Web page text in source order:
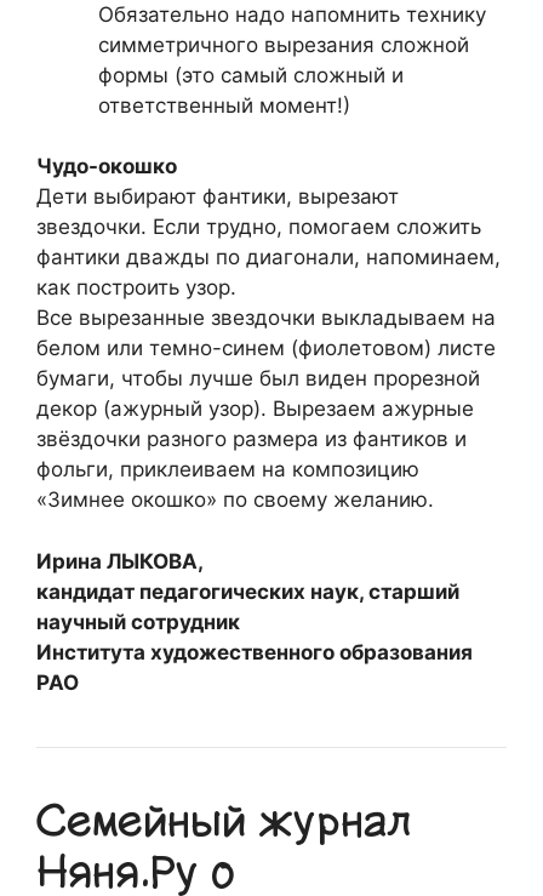
Обязательно надо напомнить технику
симметричного вырезания сложной
формы (это самый сложный и
ответственный момент!)
Чудо-окошко
Дети выбирают фантики, вырезают
звездочки. Если трудно, помогаем сложить
фантики дважды по диагонали, напоминаем,
как построить узор.
Все вырезанные звездочки выкладываем на
белом или темно-синем (фиолетовом) листе
бумаги, чтобы лучше был виден прорезной
декор (ажурный узор). Вырезаем ажурные
звёздочки разного размера из фантиков и
фольги, приклеиваем на композицию
«Зимнее окошко» по своему желанию.
Ирина ЛЫКОВА,
кандидат педагогических наук, старший
научный сотрудник
Института художественного образования
РАО
Семейный журнал
Няня.Ру о